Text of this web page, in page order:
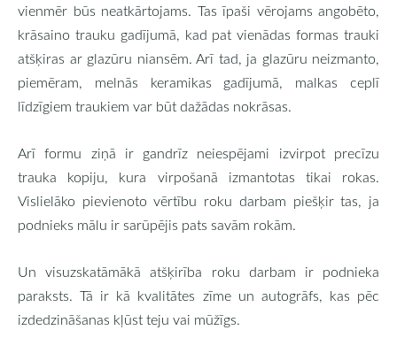
vienmēr būs neatkārtojams. Tas īpaši vērojams angobēto,
krāsaino trauku gadījumā, kad pat vienādas formas trauki
atšķiras ar glazūru niansēm. Arī tad, ja glazūru neizmanto,
piemēram, melnās keramikas gadījumā, malkas ceplī
līdzīgiem traukiem var būt dažādas nokrāsas.
Arī formu ziņā ir gandrīz neiespējami izvirpot precīzu
trauka kopiju, kura virpošanā izmantotas tikai rokas.
Vislielāko pievienoto vērtību roku darbam piešķir tas, ja
podnieks mālu ir sarūpējis pats savām rokām.
Un visuzskatāmākā atšķirība roku darbam ir podnieka
paraksts. Tā ir kā kvalitātes zīme un autogrāfs, kas pēc
izdedzināšanas kļūst teju vai mūžīgs.